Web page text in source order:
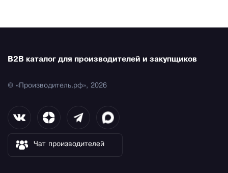
B2B каталог для производителей и закупщиков
© «Производитель.рф», 2026
Чат производителей